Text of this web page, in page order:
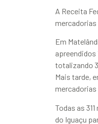
A Receita
mercadorias
Em
totalizando
Mais tarde,
mercadorias
Todas as
do Iguaçu